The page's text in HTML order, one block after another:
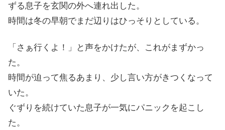
ずる息子を玄関の外へ連れ出した。
時間は冬の早朝でまだ辺りはひっそりとしている。
「さぁ行くよ！」と声をかけたが、これがまずかっ
た。
時間が迫って焦るあまり、少し言い方がきつくなって
いた。
ぐずりを続けていた息子が一気にパニックを起こし
た。